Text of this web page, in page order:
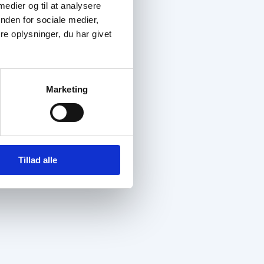
og til at analysere
for sociale medier,
oplysninger, du har givet
Marketing
Tillad alle